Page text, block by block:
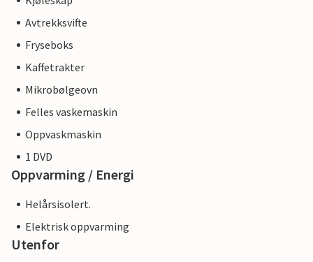
Avtrekksvifte
Fryseboks
Kaffetrakter
Mikrobølgeovn
Felles vaskemaskin
Oppvaskmaskin
1 DVD
Oppvarming / Energi
Helårsisolert.
Elektrisk oppvarming
Utenfor